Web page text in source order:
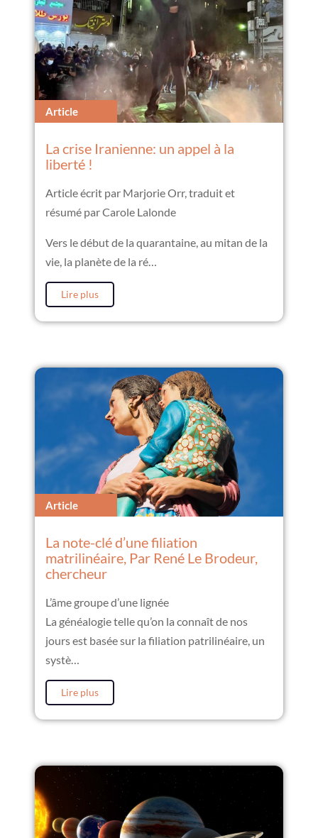
Article
La crise Iranienne: un appel à la
liberté !
Article écrit par Marjorie Orr, traduit et
résumé par Carole Lalonde
Vers le début de la quarantaine, au mitan de la
vie, la planète de la ré…
Lire plus
Article
La note-clé d’une filiation
matrilinéaire, Par René Le Brodeur,
chercheur
L’âme groupe d’une lignée
La généalogie telle qu’on la connaît de nos
jours est basée sur la filiation patrilinéaire, un
systè…
Lire plus